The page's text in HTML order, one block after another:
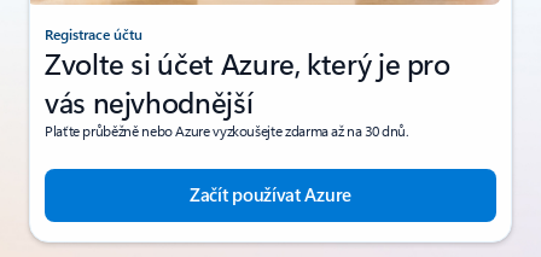
Registrace účtu
Zvolte si účet Azure, který je pro
vás nejvhodnější
Plaťte průběžně nebo Azure vyzkoušejte zdarma až na 30 dnů.
Začít používat Azure